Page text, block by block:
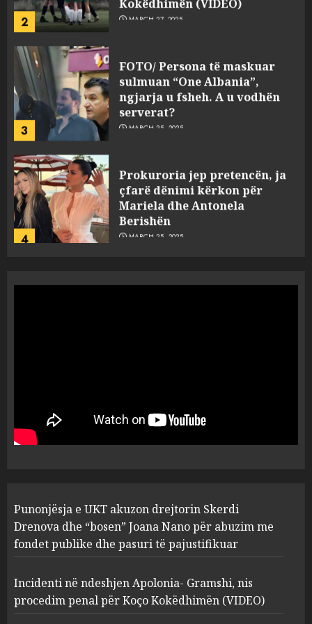
2
3
FOTO/ Persona të maskuar
sulmuan “One Albania”,
ngjarja u fsheh. A u vodhën
serverat?
4
Prokuroria jep pretencën, ja
çfarë dënimi kërkon për
Mariela dhe Antonela
Berishën
1
“bosen” Joana Nano për
abuzim me fondet publike dhe
pasuri të pajustifikuar
2
Apolonia- Gramshi, nis
procedim penal për Koço
Kokëdhimën (VIDEO)
MARCH 27, 2025
FOTO/ Persona të maskuar
sulmuan “One Albania”,
Punonjësja e UKT akuzon drejtorin Skerdi
Drenova dhe “bosen” Joana Nano për abuzim me
fondet publike dhe pasuri të pajustifikuar
Incidenti në ndeshjen Apolonia- Gramshi, nis
procedim penal për Koço Kokëdhimën (VIDEO)